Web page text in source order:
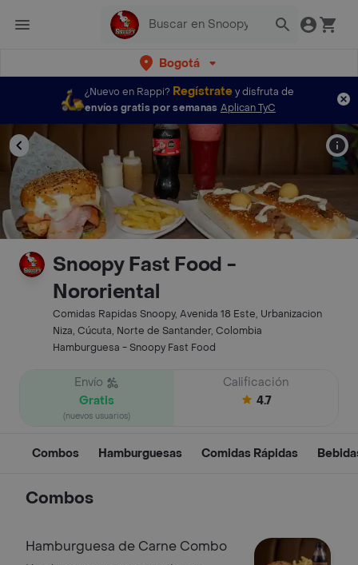
Bogotá
¿Nuevo en Rappi? Regístratey disfruta de
envíos gratis por semanas Aplican TyC
Snoopy Fast Food -
Nororiental
Comidas Rapidas Snoopy, Avenida 18 Este, Urbanizacion
Niza, Cúcuta, Norte de Santander, Colombia
Hamburguesa - Snoopy Fast Food
Envío
Gratis
(nuevos usuarios)
Calificación
4.7
Combos Hamburguesas Comidas Rápidas
Combos
Hamburguesa de Carne Combo